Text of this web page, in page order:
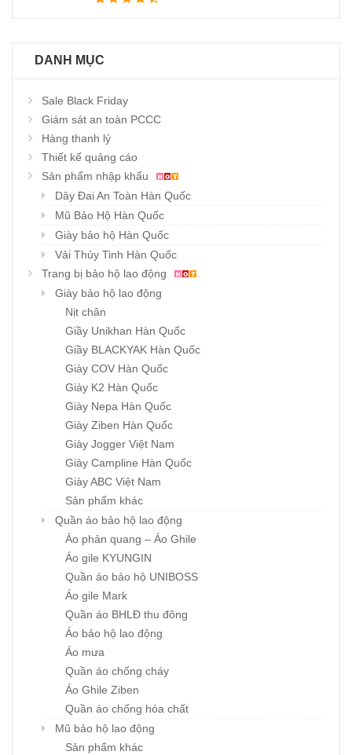
DANH MỤC
Sale Black Friday
Giám sát an toàn PCCC
Hàng thanh lý
Thiết kế quảng cáo
Sản phẩm nhập khẩu
Dây Đai An Toàn Hàn Quốc
Mũ Bảo Hộ Hàn Quốc
Giày bảo hộ Hàn Quốc
Vải Thủy Tinh Hàn Quốc
Trang bị bảo hộ lao động
Giày bảo hộ lao động
Nịt chân
Giầy Unikhan Hàn Quốc
Giầy BLACKYAK Hàn Quốc
Giày COV Hàn Quốc
Giày K2 Hàn Quốc
Giày Nepa Hàn Quốc
Giày Ziben Hàn Quốc
Giày Jogger Việt Nam
Giày Campline Hàn Quốc
Giày ABC Việt Nam
Sản phẩm khác
Quần áo bảo hộ lao động
Áo phản quang – Áo Ghile
Áo gile KYUNGIN
Quần áo bảo hộ UNIBOSS
Áo gile Mark
Quần áo BHLĐ thu đông
Áo bảo hộ lao động
Áo mưa
Quần áo chống cháy
Áo Ghile Ziben
Quần áo chống hóa chất
Mũ bảo hộ lao động
Sản phẩm khác